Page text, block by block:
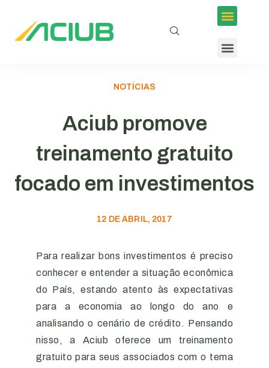
NOTÍCIAS
Aciub promove
treinamento gratuito
focado em investimentos
12 DE ABRIL, 2017
Para realizar bons investimentos é preciso
conhecer e entender a situação econômica
do País, estando atento às expectativas
para a economia ao longo do ano e
analisando o cenário de crédito. Pensando
nisso, a Aciub oferece um treinamento
gratuito para seus associados com o tema